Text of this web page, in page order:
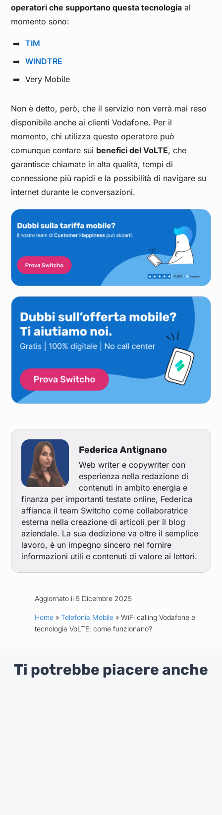
operatori che supportano questa tecnologia al
momento sono:
TIM
WINDTRE
Very Mobile
Non è detto, però, che il servizio non verrà mai reso
disponibile anche ai clienti Vodafone. Per il
momento, chi utilizza questo operatore può
comunque contare sui benefici del VoLTE, che
garantisce chiamate in alta qualità, tempi di
connessione più rapidi e la possibilità di navigare su
internet durante le conversazioni.
Federica Antignano
Web writer e copywriter con
esperienza nella redazione di
contenuti in ambito energia e
finanza per importanti testate online, Federica
affianca il team Switcho come collaboratrice
esterna nella creazione di articoli per il blog
aziendale. La sua dedizione va oltre il semplice
lavoro, è un impegno sincero nel fornire
informazioni utili e contenuti di valore ai lettori.
Aggiornato il 5 Dicembre 2025
Home» Telefonia Mobile» WiFi calling Vodafone e
tecnologia VoLTE: come funzionano?
Ti potrebbe piacere anche